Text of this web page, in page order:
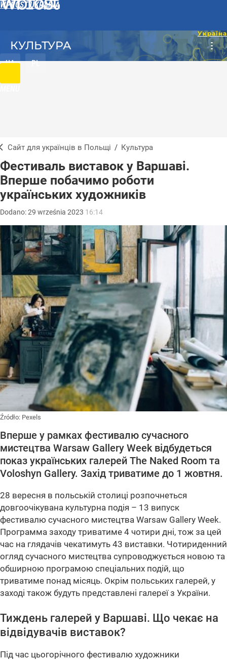
WPROST UKRAINA
UA PL
КУЛЬТУРА
Сайт для українців в Польщі / Культура
Фестиваль виставок у Варшаві.
Вперше побачимо роботи
українських художників
Dodano:29 września 2023 16:14
Źródło: Pexels
Вперше у рамках фестивалю сучасного
мистецтва Warsaw Gallery Week відбудеться
показ українських галерей The Naked Room та
Voloshyn Gallery. Захід триватиме до 1 жовтня.
28 вересня в польській столиці розпочнеться
довгоочікувана культурна подія – 13 випуск
фестивалю сучасного мистецтва Warsaw Gallery Week.
Программа заходу триватиме 4 чотири дні, тож за цей
час на глядачів чекатимуть 43 виставки. Чотириденний
огляд сучасного мистецтва супроводжується новою та
обширною програмою спеціальних подій, що
триватиме понад місяць. Окрім польських галерей, у
заході також будуть представлені галереї з України.
Тиждень галерей у Варшаві. Що чекає на
відвідувачів виставок?
Під час цьогорічного фестивалю художники